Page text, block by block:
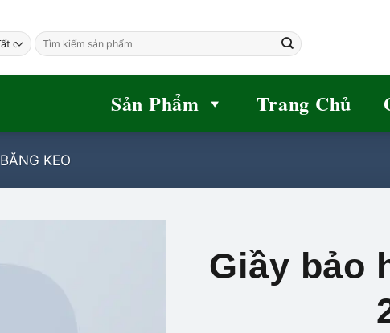
Tìm
kiếm:
Sản Phẩm Trang Chủ
BĂNG KEO
Giầy bảo